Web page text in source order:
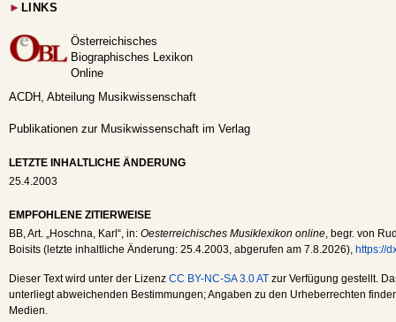
► LINKS
Österreichisches
Biographisches Lexikon
Online
ACDH, Abteilung Musikwissenschaft
Publikationen zur Musikwissenschaft im Verlag
LETZTE INHALTLICHE ÄNDERUNG
25.4.2003
EMPFOHLENE ZITIERWEISE
BB , Art. „Hoschna, Karl“, in: Oesterreichisches Musiklexikon online , begr. von
Boisits (letzte inhaltliche Änderung: 25.4.2003 , abgerufen am 7.8.2026), https://
Dieser Text wird unter der Lizenz CC BY-NC-SA 3.0 AT zur Verfügung gestellt.
unterliegt abweichenden Bestimmungen; Angaben zu den Urheberrechten
Medien.